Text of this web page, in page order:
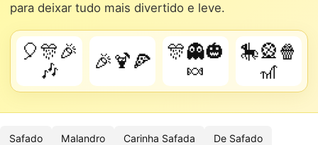
para deixar tudo mais divertido e leve.
🎈🎊🎉
🎶
🎉🍹🍕
🎊👻🎃
🍬
🎠🎡🍿
🎢
Safado Malandro Carinha Safada De Safado